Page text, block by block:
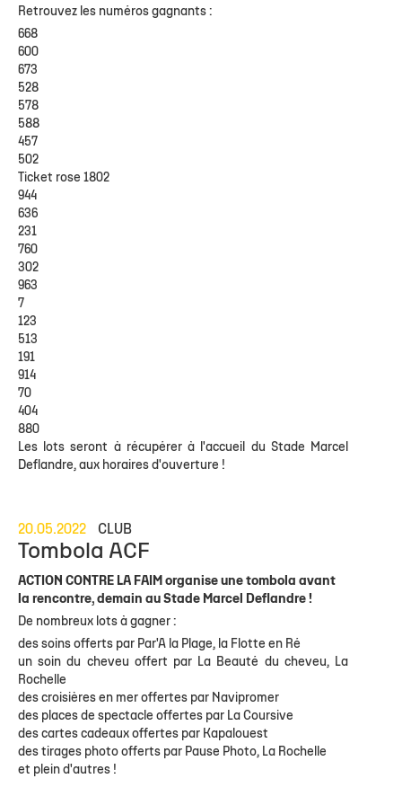
Retrouvez les numéros gagnants :
668
600
673
528
578
588
457
502
Ticket rose 1802
944
636
231
760
302
963
7
123
513
191
914
70
404
880
Les lots seront à récupérer à l'accueil du Stade Marcel
Deflandre, aux horaires d'ouverture !
20.05.2022 CLUB
Tombola ACF
ACTION CONTRE LA FAIM organise une tombola avant
la rencontre, demain au Stade Marcel Deflandre !
De nombreux lots à gagner :
des soins offerts par Par'A la Plage, la Flotte en Ré
un soin du cheveu offert par La Beauté du cheveu, La
Rochelle
des croisières en mer offertes par Navipromer
des places de spectacle offertes par La Coursive
des cartes cadeaux offertes par Kapalouest
des tirages photo offerts par Pause Photo, La Rochelle
et plein d'autres !